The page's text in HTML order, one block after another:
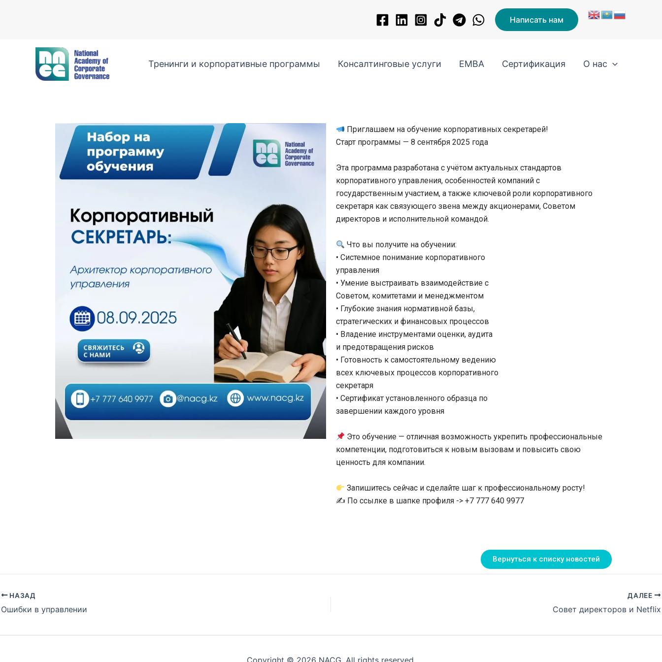
Написать нам
Тренинги и корпоративные программы Консалтинговые услуги EMBA Сертификация О нас
Приглашаем на обучение корпоративных секретарей!
Старт программы — 8 сентября 2025 года
Эта программа разработана с учётом актуальных стандартов
корпоративного управления, особенностей компаний с
государственным участием, а также ключевой роли корпоративного
секретаря как связующего звена между акционерами, Советом
директоров и исполнительной командой.
Что вы получите на обучении:
• Системное понимание корпоративного
управления
• Умение выстраивать взаимодействие с
Советом, комитетами и менеджментом
• Глубокие знания нормативной базы,
стратегических и финансовых процессов
• Владение инструментами оценки, аудита
и предотвращения рисков
• Готовность к самостоятельному ведению
всех ключевых процессов корпоративного
секретаря
• Сертификат установленного образца по
завершении каждого уровня
Это обучение — отличная возможность укрепить профессиональные
компетенции, подготовиться к новым вызовам и повысить свою
ценность для компании.
Запишитесь сейчас и сделайте шаг к профессиональному росту!
✍️ По ссылке в шапке профиля -> +7 777 640 9977
Вернуться к списку новостей
НАЗАД
Ошибки в управлении
ДАЛЕЕ
Совет директоров и Netflix